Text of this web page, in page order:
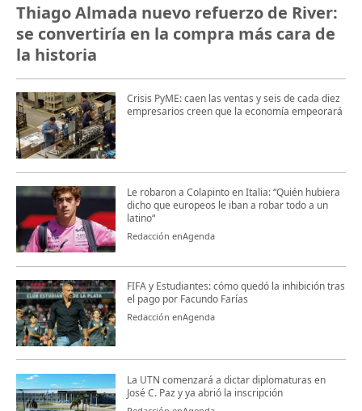
Thiago Almada nuevo refuerzo de River:
se convertiría en la compra más cara de
la historia
Crisis PyME: caen las ventas y seis de cada diez
empresarios creen que la economía empeorará
Le robaron a Colapinto en Italia: “Quién hubiera
dicho que europeos le iban a robar todo a un
latino“
Redacción enAgenda
FIFA y Estudiantes: cómo quedó la inhibición tras
el pago por Facundo Farías
Redacción enAgenda
La UTN comenzará a dictar diplomaturas en
José C. Paz y ya abrió la inscripción